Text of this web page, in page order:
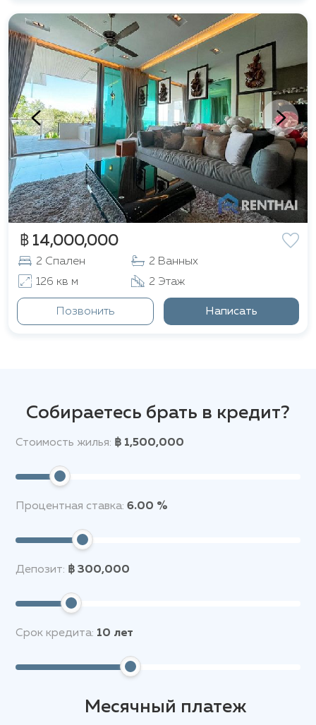
฿ 14,000,000
2 Спален
2 Ванных
126 кв м
2 Этаж
Позвонить Написать
Собираетесь брать в кредит?
Стоимость жилья: ฿ 1,500,000
Процентная ставка: 6.00 %
Депозит: ฿ 300,000
Срок кредита: 10 лет
Месячный платеж